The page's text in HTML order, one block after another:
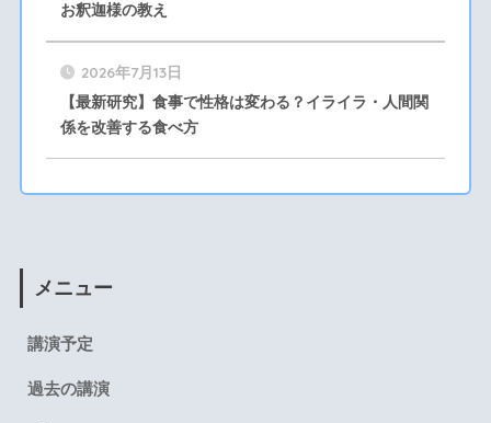
お釈迦様の教え
2026年7月13日
【最新研究】食事で性格は変わる？イライラ・人間関
係を改善する食べ方
メニュー
講演予定
過去の講演